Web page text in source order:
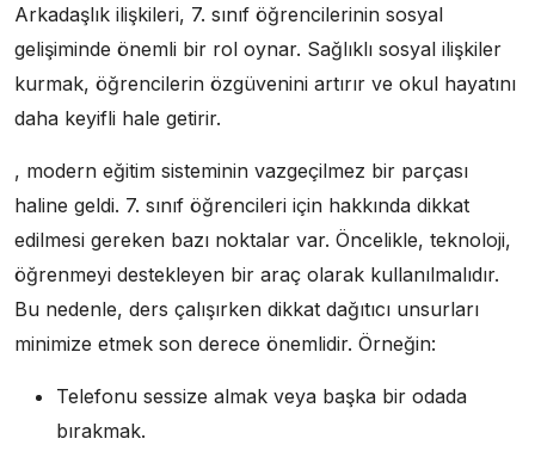
Arkadaşlık ilişkileri, 7. sınıf öğrencilerinin sosyal
gelişiminde önemli bir rol oynar. Sağlıklı sosyal ilişkiler
kurmak, öğrencilerin özgüvenini artırır ve okul hayatını
daha keyifli hale getirir.
, modern eğitim sisteminin vazgeçilmez bir parçası
haline geldi. 7. sınıf öğrencileri için hakkında dikkat
edilmesi gereken bazı noktalar var. Öncelikle, teknoloji,
öğrenmeyi destekleyen bir araç olarak kullanılmalıdır.
Bu nedenle, ders çalışırken dikkat dağıtıcı unsurları
minimize etmek son derece önemlidir. Örneğin:
Telefonu sessize almak veya başka bir odada
bırakmak.